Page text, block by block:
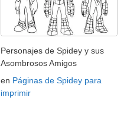
Personajes de Spidey y sus
Asombrosos Amigos
en Páginas de Spidey para
imprimir